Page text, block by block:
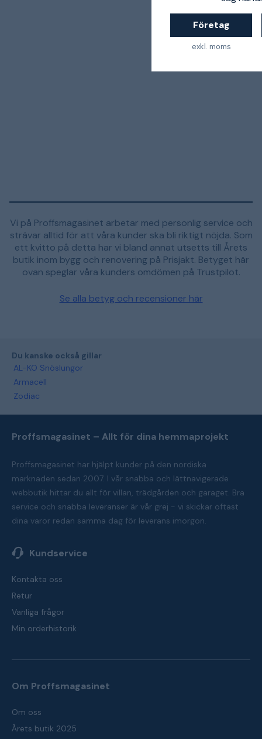
Företag
exkl. moms
Vi på Proffsmagasinet arbetar med personlig service och
strävar alltid för att våra kunder ska bli riktigt nöjda. Som
ett kvitto på detta har vi bland annat utsetts till Årets
butik inom bygg och renovering på Prisjakt. Betyget här
ovan speglar våra kunders omdömen på Trustpilot.
Se alla betyg och recensioner här
Du kanske också gillar
AL-KO Snöslungor
Armacell
Zodiac
Proffsmagasinet – Allt för dina hemmaprojekt
Proffsmagasinet har hjälpt kunder på den nordiska
marknaden sedan 2007. I vår snabba och lättnavigerade
webbutik hittar du allt för villan, trädgården och garaget. Bra
service och snabba leveranser är vår grej - vi skickar oftast
dina varor redan samma dag för leverans imorgon.
Kundservice
Kontakta oss
Retur
Vanliga frågor
Min orderhistorik
Om Proffsmagasinet
Om oss
Årets butik 2025